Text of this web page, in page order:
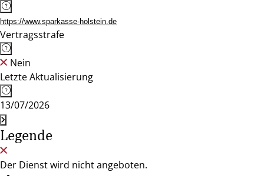
https://www.sparkasse-holstein.de
Vertragsstrafe
Nein
Letzte Aktualisierung
13/07/2026
Legende
Der Dienst wird nicht angeboten.